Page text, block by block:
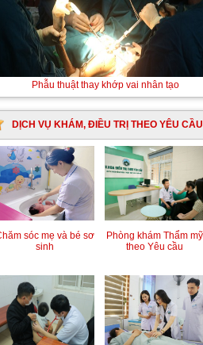
Phẫu thuật thay khớp vai nhân tạo
DỊCH VỤ KHÁM, ĐIỀU TRỊ THEO YÊU CẦU
Chăm sóc mẹ và bé sơ
sinh
Trung tâm chăm sóc
mẹ bầu và sau sinh
Phòng khám Thẩm mỹ
theo Yêu cầu
Khám bệnh nhân mắc
các bệnh lý về xương,